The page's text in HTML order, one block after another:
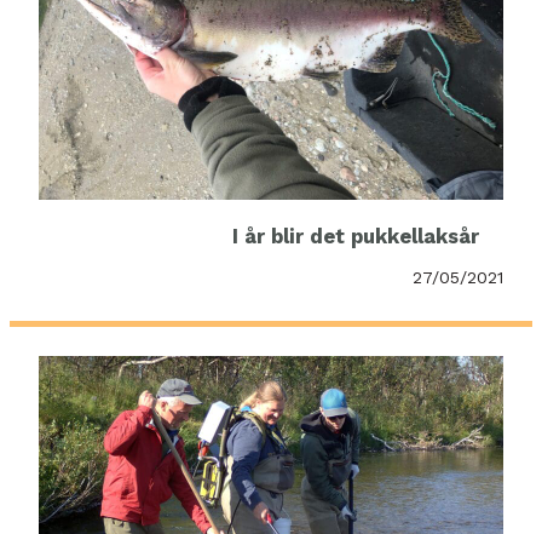
I år blir det pukkellaksår
27/05/2021